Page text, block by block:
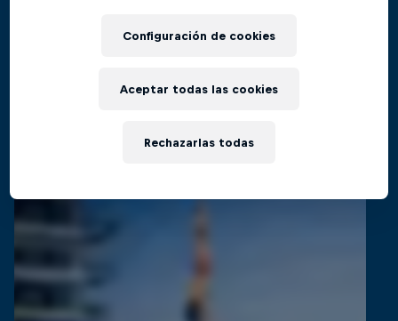
Películas y Shows
Series
Videos relacionados
Configuración de cookies
Rechazarlas todas
Aceptar todas las cookies